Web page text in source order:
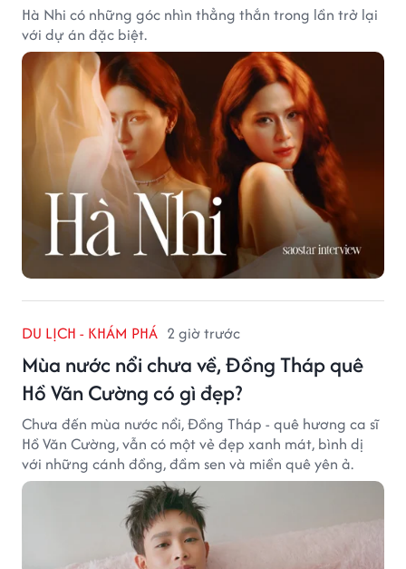
Hà Nhi có những góc nhìn thẳng thắn trong lần trở lại
với dự án đặc biệt.
DU LỊCH - KHÁM PHÁ 2 giờ trước
Mùa nước nổi chưa về, Đồng Tháp quê
Hồ Văn Cường có gì đẹp?
Chưa đến mùa nước nổi, Đồng Tháp - quê hương ca sĩ
Hồ Văn Cường, vẫn có một vẻ đẹp xanh mát, bình dị
với những cánh đồng, đầm sen và miền quê yên ả.